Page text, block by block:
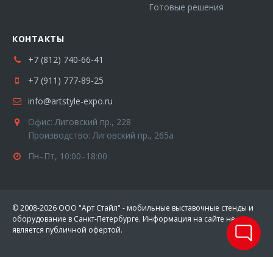
Готовые решения
КОНТАКТЫ
+7 (812) 740-66-41
+7 (911) 777-89-25
info@artstyle-expo.ru
Офис: Лиговский пр., 228
Производство: Лиговский пр., 265а
Пн–Пт, 10:00–18:00
© 2008-2026 ООО "Арт Стайл" - мобильные выставочные стенды и
оборудование в Санкт-Петербурге. Информация на сайте не
является публичной офертой.